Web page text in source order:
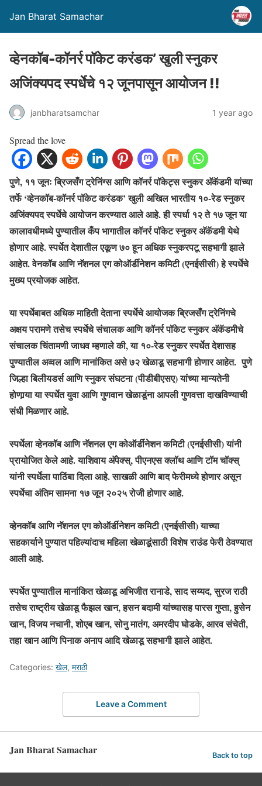
Jan Bharat Samachar
व्हेनकॉब-कॉनर्र पॉकेट करंडक’ खुली स्नुकर
अजिंक्यपद स्पर्धेचे १२ जूनपासून आयोजन !!
janbharatsamchar 1 year ago
Spread the love
पुणे, ११ जूनः ब्रिजसँग ट्रेनिंग्स आणि कॉनर्र पॉकेट्स स्नुकर अ‍ॅकॅडमी यांच्या
तर्फे ‘व्हेनकॉब-कॉनर्र पॉकेट करंडक’ खुली अखिल भारतीय १०-रेड स्नुकर
अजिंक्यपद स्पर्धेचे आयोजन करण्यात आले आहे. ही स्पर्धा १२ ते १७ जून या
कालावधीमध्ये पुण्यातील कँप भागातील कॉनर्र पॉकेट स्नुकर अ‍ॅकॅडमी येथे
होणार आहे. स्पर्धेत देशातील एकूण ७० हून अधिक स्नुकरपटू सहभागी झाले
आहेत. वेनकॉब आणि नॅशनल एग कोऑर्डीनेशन कमिटी (एनईसीसी) हे स्पर्धेचे
मुख्य प्रयोजक आहेत.
या स्पर्धेबाबत अधिक माहिती देताना स्पर्धेचे आयोजक ब्रिजसँग ट्रेनिंगचे
अक्षय परामणे तसेच स्पर्धेचे संचालक आणि कॉनर्र पॉकेट स्नुकर अ‍ॅकॅडमीचे
संचालक चिंतामणी जाधव म्हणाले की, या १०-रेड स्नुकर स्पर्धेत देशासह
पुण्यातील अव्वल आणि मानांकित असे ७२ खेळाडू सहभागी होणार आहेत. पुणे
जिल्हा बिलीयडर्स आणि स्नुकर संघटना (पीडीबीएसए) यांच्या मान्यतेनी
होणार्‍या या स्पर्धेत युवा आणि गुणवान खेळाडूंना आपली गुणवत्ता दाखविण्याची
संधी मिळणार आहे.
स्पर्धेला व्हेनकॉब आणि नॅशनल एग कोऑर्डीनेशन कमिटी (एनईसीसी) यांनी
प्रायोजित केले आहे. याशिवाय अ‍ॅपेक्स्, पीएनएस क्लॉथ आणि टॉम चॉक्स्
यांनी स्पर्धेला पाठिंबा दिला आहे. साखळी आणि बाद फेरीमध्ये होणार असून
स्पर्धेचा अंतिम सामना १७ जून २०२५ रोजी होणार आहे.
व्हेनकॉब आणि नॅशनल एग कोऑर्डीनेशन कमिटी (एनईसीसी) याच्या
सहकार्याने पुण्यात पहिल्यांदाच महिला खेळाडूंसाठी विशेष राउंड फेरी ठेवण्यात
आली आहे.
स्पर्धेत पुण्यातील मानांकित खेळाडू अभिजीत रानाडे, साद सय्यद, सुरज राठी
तसेच राष्ट्रीय खेळाडू फैझल खान, हसन बदामी यांच्यासह पारस गुप्ता, हुसेन
खान, विजय नचानी, शोएब खान, सोनु मातंग, अमरदीप घोडके, आरव संचेती,
तहा खान आणि पिनाक अनाप आदि खेळाडू सहभागी झाले आहेत.
Categories: खेल, मराठी
Leave a Comment
Jan Bharat Samachar Back to top